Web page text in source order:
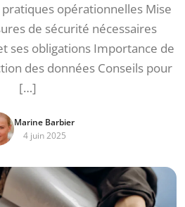
opérationnelles Mise
de sécurité nécessaires
ses obligations Importance de
des données Conseils pour
[…]
Marine Barbier
4 juin 2025